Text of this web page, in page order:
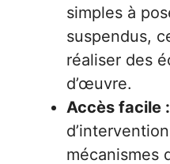
simples à
suspendus,
réaliser des
d’œuvre.
Accès facile :
mécanismes